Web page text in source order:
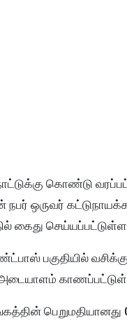
கொண்டு
நபர் ஒருவர்
கைது
பகுதியில்
பெறுமதியானது